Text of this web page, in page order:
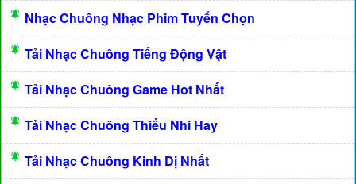
Nhạc Chuông Nhạc Phim Tuyển Chọn
Tải Nhạc Chuông Tiếng Động Vật
Tải Nhạc Chuông Game Hot Nhất
Tải Nhạc Chuông Thiếu Nhi Hay
Tải Nhạc Chuông Kinh Dị Nhất